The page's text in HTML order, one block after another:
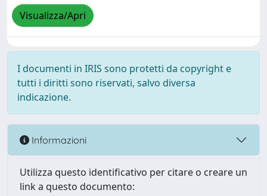
Visualizza/Apri
I documenti in IRIS sono protetti da copyright e
tutti i diritti sono riservati, salvo diversa
indicazione.
Informazioni
Utilizza questo identificativo per citare o creare un
link a questo documento: